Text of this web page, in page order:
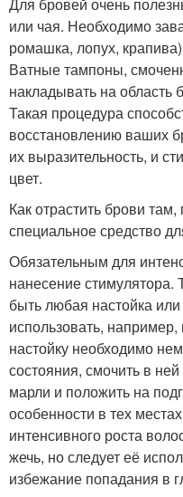
или чая. Необходимо
ромашка, лопух,
Ватные тампоны,
накладывать на
Такая процедура
восстановлению ваших
их выразительность, и
цвет.
Как отрастить брови
специальное средство
Обязательным для
нанесение
быть любая настойка
использовать,
настойку необходимо
состояния, смочить в
марли и положить на
особенности в тех
интенсивного роста
жечь, но следует её
избежание попадания в